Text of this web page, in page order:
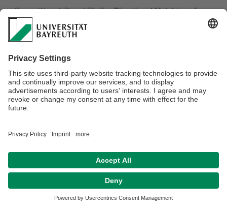
Carina Weigel, Daniel Pfeiffer.Directional Matching of
Swimming Polarity Provides a Competitive Advantage
During Bacterial Magneto-Aerotaxis.
BMC Microbiology,
doi:10.1186/s12866-026-05067-8
Congratulations to Carina and Daniel!
Barrierefreiheitserklärung